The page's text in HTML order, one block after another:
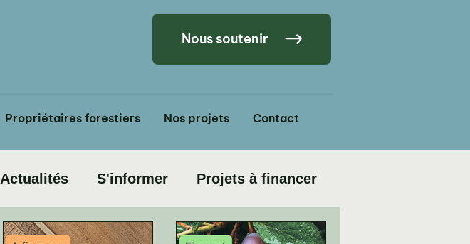
Nous soutenir
Propriétaires forestiers Nos projets Contact
Actualités S'informer Projets à financer